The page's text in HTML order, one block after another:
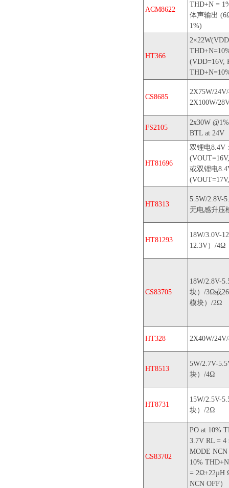
ACM8622
THD+N =
体声输出
1%)
HT366
(VDD=16V,
CS8685
2X75W/
2X100W/
FS2105
2x30W
BTL at 24V
HT81696
双锂电8.4V
或双锂电
HT8313
5.5W/2.8V-
无电感升压
HT81293
18W/3.0V-
12.3V）/4Ω
CS83705
18W/2.8V-
块）/3Ω或
模块）/2Ω
HT328 2X40W/
HT8513
5W/2.7V-
块）/4Ω
HT8731
15W/2.5V-
块）/2Ω
CS83702
PO at 10%
3.7V RL = 4
MODE NCN
10%
= 2Ω+22µH
NCN OFF）